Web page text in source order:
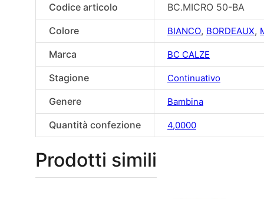
Codice articolo
BC.MICRO 50-BA
Colore
BIANCO, BORDEAUX,
Marca BC CALZE
Stagione Continuativo
Genere Bambina
Quantità confezione 4,0000
Prodotti simili